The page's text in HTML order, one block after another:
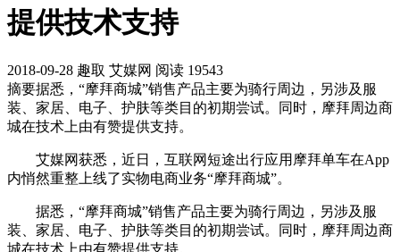
提供技术支持
2018-09-28 趣取 艾媒网 阅读 19543
摘要据悉，“摩拜商城”销售产品主要为骑行周边，另涉及服
装、家居、电子、护肤等类目的初期尝试。同时，摩拜周边商
城在技术上由有赞提供支持。
艾媒网获悉，近日，互联网短途出行应用摩拜单车在App
内悄然重整上线了实物电商业务“摩拜商城”。
据悉，“摩拜商城”销售产品主要为骑行周边，另涉及服
装、家居、电子、护肤等类目的初期尝试。同时，摩拜周边商